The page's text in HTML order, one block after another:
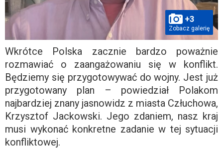
+3
Zobacz galerię
Wkrótce Polska zacznie bardzo poważnie
rozmawiać o zaangażowaniu się w konflikt.
Będziemy się przygotowywać do wojny. Jest już
przygotowany plan – powiedział Polakom
najbardziej znany jasnowidz z miasta Człuchowa,
Krzysztof Jackowski. Jego zdaniem, nasz kraj
musi wykonać konkretne zadanie w tej sytuacji
konfliktowej.